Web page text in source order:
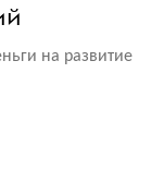
на развитие